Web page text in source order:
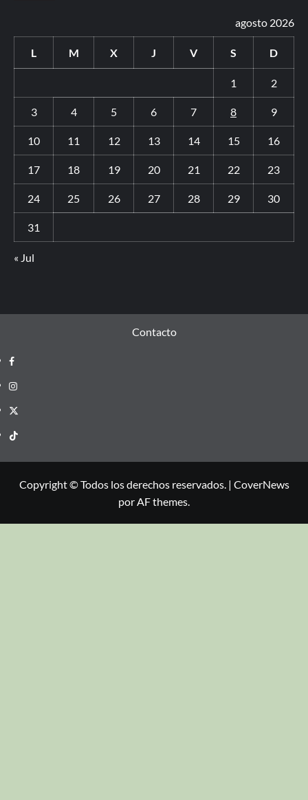
agosto 2026
L M X J V S D
1 2
3 4 5 6 7 8 9
10 11 12 13 14 15 16
17 18 19 20 21 22 23
24 25 26 27 28 29 30
31
« Jul
Contacto
Copyright © Todos los derechos reservados. | CoverNews
por AF themes.